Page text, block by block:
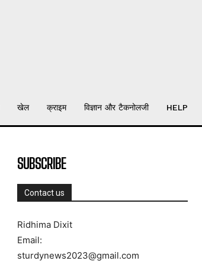
खेल क्राइम विज्ञान और टैकनोलजी HELP
SUBSCRIBE
Contact us
Ridhima Dixit
Email:
sturdynews2023@gmail.com